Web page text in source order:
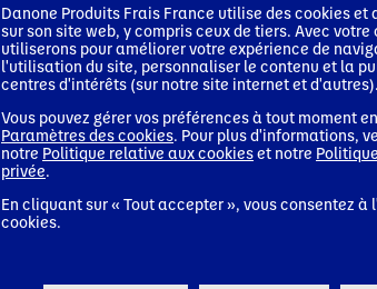
cuillère à soupe de préparation par
humide, étalez la pâte pour former un
des bulles qui se forment à la surface.
deuxième côté pendant une minute
Étape 6
Dans des assiettes, disposer plusieurs
rôtie, une cuillère de Skyr et quelques
Danone Produits Frais France utilise des cookies et
sur son site web, y compris ceux de tiers. Avec
utiliserons pour améliorer votre expérience de
l'utilisation du site, personnaliser le contenu et la
centres d'intérêts (sur notre site internet et d'autres).
Vous pouvez gérer vos préférences à tout moment
Paramètres des cookies. Pour plus d'informations,
notre Politique relative aux cookieset notre
privée.
En cliquant sur « Tout accepter », vous consentez
cookies.